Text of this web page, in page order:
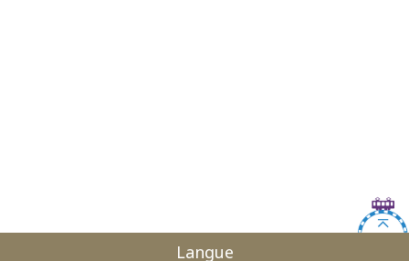
Langue